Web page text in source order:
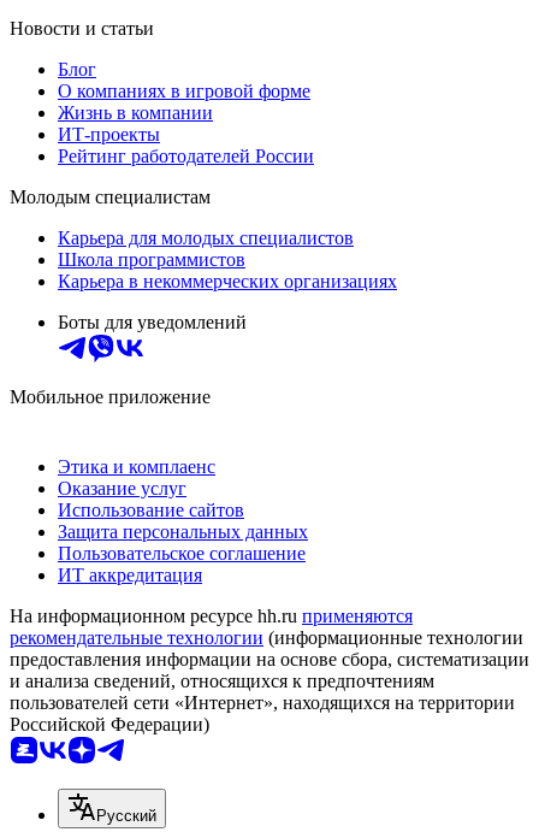
Новости и статьи
Блог
О компаниях в игровой форме
Жизнь в компании
ИТ-проекты
Рейтинг работодателей России
Молодым специалистам
Карьера для молодых специалистов
Школа программистов
Карьера в некоммерческих организациях
Боты для уведомлений
Мобильное приложение
Этика и комплаенс
Оказание услуг
Использование сайтов
Защита персональных данных
Пользовательское соглашение
ИТ аккредитация
На информационном ресурсе hh.ru применяются
рекомендательные технологии (информационные технологии
предоставления информации на основе сбора, систематизации
и анализа сведений, относящихся к предпочтениям
пользователей сети «Интернет», находящихся на территории
Российской Федерации)
Русский